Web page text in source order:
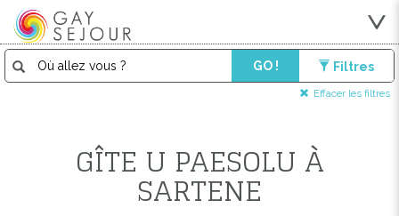
GO ! Filtres
Effacer les filtres
GÎTE U PAESOLU À
SARTENE